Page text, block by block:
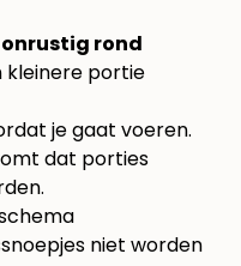
rond
kleinere portie
je gaat voeren.
dat porties
niet worden